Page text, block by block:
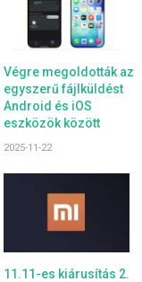
Végre megoldották az
egyszerű fájlküldést
Android és iOS
eszközök között
2025-11-22
11.11-es kiárusítás 2.